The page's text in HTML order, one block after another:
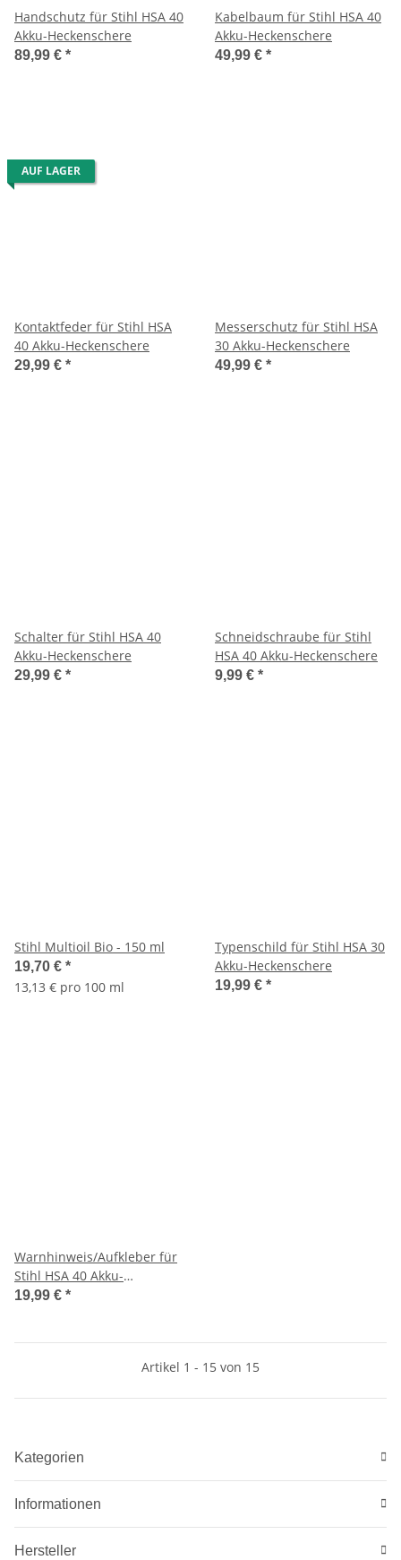
Handschutz für Stihl HSA 40
Akku-Heckenschere
89,99 € *
Kabelbaum für Stihl HSA 40
Akku-Heckenschere
49,99 € *
AUF LAGER
Kontaktfeder für Stihl HSA
40 Akku-Heckenschere
29,99 € *
Messerschutz für Stihl HSA
30 Akku-Heckenschere
49,99 € *
Schalter für Stihl HSA 40
Akku-Heckenschere
29,99 € *
Schneidschraube für Stihl
HSA 40 Akku-Heckenschere
9,99 € *
Stihl Multioil Bio - 150 ml
19,70 € *
13,13 € pro 100 ml
Typenschild für Stihl HSA 30
Akku-Heckenschere
19,99 € *
Warnhinweis/Aufkleber für
Stihl HSA 40 Akku-
Heckenschere
19,99 € *
Artikel 1 - 15 von 15
Kategorien
Informationen
Hersteller